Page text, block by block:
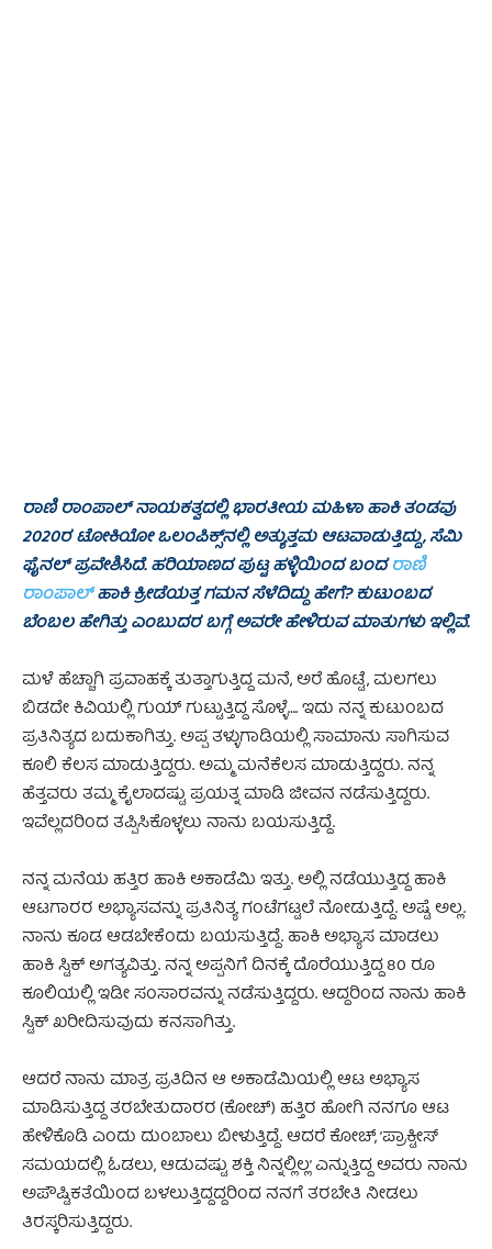
ರಾಣಿ ರಾಂಪಾಲ್‌ ನಾಯಕತ್ವದಲ್ಲಿ ಭಾರತೀಯ ಮಹಿಳಾ ಹಾಕಿ ತಂಡವು
2020ರ ಟೋಕಿಯೋ ಒಲಂಪಿಕ್ಸ್‌ನಲ್ಲಿ ಅತ್ಯುತ್ತಮ ಆಟವಾಡುತ್ತಿದ್ದು, ಸೆಮಿ
ಫೈನಲ್ ಪ್ರವೇಶಿಸಿದೆ. ಹರಿಯಾಣದ ಪುಟ್ಟ ಹಳ್ಳಿಯಿಂದ ಬಂದರಾಣಿ
ರಾಂಪಾಲ್ಹಾಕಿ ಕ್ರೀಡೆಯತ್ತ ಗಮನ ಸೆಳೆದಿದ್ದು ಹೇಗೆ? ಕುಟುಂಬದ
ಬೆಂಬಲ ಹೇಗಿತ್ತು ಎಂಬುದರ ಬಗ್ಗೆ ಅವರೇ ಹೇಳಿರುವ ಮಾತುಗಳು ಇಲ್ಲಿವೆ.
ಮಳೆ ಹೆಚ್ಚಾಗಿ ಪ್ರವಾಹಕ್ಕೆ ತುತ್ತಾಗುತ್ತಿದ್ದ ಮನೆ, ಅರೆ ಹೊಟ್ಟೆ, ಮಲಗಲು
ಬಿಡದೇ ಕಿವಿಯಲ್ಲಿ ಗುಯ್‌ ಗುಟ್ಟುತ್ತಿದ್ದ ಸೊಳ್ಳೆ…. ಇದು ನನ್ನ ಕುಟುಂಬದ
ಪ್ರತಿನಿತ್ಯದ ಬದುಕಾಗಿತ್ತು. ಅಪ್ಪ ತಳ್ಳುಗಾಡಿಯಲ್ಲಿ ಸಾಮಾನು ಸಾಗಿಸುವ
ಕೂಲಿ ಕೆಲಸ ಮಾಡುತ್ತಿದ್ದರು. ಅಮ್ಮ ಮನೆಕೆಲಸ ಮಾಡುತ್ತಿದ್ದರು. ನನ್ನ
ಹೆತ್ತವರು ತಮ್ಮ ಕೈಲಾದಷ್ಟು ಪ್ರಯತ್ನ ಮಾಡಿ ಜೀವನ ನಡೆಸುತ್ತಿದ್ದರು.
ಇವೆಲ್ಲದರಿಂದ ತಪ್ಪಿಸಿಕೊಳ್ಳಲು ನಾನು ಬಯಸುತ್ತಿದ್ದೆ.
ನನ್ನ ಮನೆಯ ಹತ್ತಿರ ಹಾಕಿ ಅಕಾಡೆಮಿ ಇತ್ತು. ಅಲ್ಲಿ ನಡೆಯುತ್ತಿದ್ದ ಹಾಕಿ
ಆಟಗಾರರ ಅಭ್ಯಾಸವನ್ನು ಪ್ರತಿನಿತ್ಯ ಗಂಟೆಗಟ್ಟಲೆ ನೋಡುತ್ತಿದ್ದೆ. ಅಷ್ಟೆ ಅಲ್ಲ.
ನಾನು ಕೂಡ ಆಡಬೇಕೆಂದು ಬಯಸುತ್ತಿದ್ದೆ. ಹಾಕಿ ಅಭ್ಯಾಸ ಮಾಡಲು
ಹಾಕಿ ಸ್ಟಿಕ್‌ ಅಗತ್ಯವಿತ್ತು. ನನ್ನ ಅಪ್ಪನಿಗೆ ದಿನಕ್ಕೆ ದೊರೆಯುತ್ತಿದ್ದ 80 ರೂ
ಕೂಲಿಯಲ್ಲಿ ಇಡೀ ಸಂಸಾರವನ್ನು ನಡೆಸುತ್ತಿದ್ದರು. ಆದ್ದರಿಂದ ನಾನು ಹಾಕಿ
ಸ್ಟಿಕ್‌ ಖರೀದಿಸುವುದು ಕನಸಾಗಿತ್ತು.
ಆದರೆ ನಾನು ಮಾತ್ರ ಪ್ರತಿದಿನ ಆ ಅಕಾಡೆಮಿಯಲ್ಲಿ ಆಟ ಅಭ್ಯಾಸ
ಮಾಡಿಸುತ್ತಿದ್ದ ತರಬೇತುದಾರರ (ಕೋಚ್‌) ಹತ್ತಿರ ಹೋಗಿ ನನಗೂ ಆಟ
ಹೇಳಿಕೊಡಿ ಎಂದು ದುಂಬಾಲು ಬೀಳುತ್ತಿದ್ದೆ. ಆದರೆ ಕೋಚ್‌, ’ಪ್ರಾಕ್ಟೀಸ್‌
ಸಮಯದಲ್ಲಿ ಓಡಲು, ಆಡುವಷ್ಟು ಶಕ್ತಿ ನಿನ್ನಲ್ಲಿಲ್ಲ’ ಎನ್ನುತ್ತಿದ್ದ ಅವರು ನಾನು
ಅಪೌಷ್ಟಿಕತೆಯಿಂದ ಬಳಲುತ್ತಿದ್ದದ್ದರಿಂದ ನನಗೆ ತರಬೇತಿ ನೀಡಲು
ತಿರಸ್ಕರಿಸುತ್ತಿದ್ದರು.